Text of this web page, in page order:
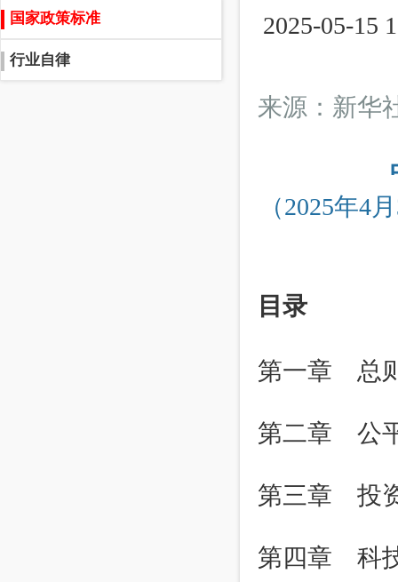
国家政策标准
行业自律
2025-05-15
来源：新华
（2025年4
目录
第一章 总
第二章 公
第三章 投
第四章 科